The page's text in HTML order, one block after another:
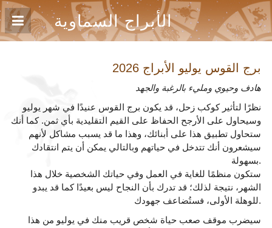
الأبراج السماوية
برج القوس يوليو الأبراج 2026
هادف وحيوي ومليء بالرغبة والجهد
نظرًا لتأثير كوكب زحل، قد يكون برج القوس عنيدًا في شهر يوليو
وسيحاول على الأرجح الحفاظ على القيم التقليدية بأي ثمن. كما أنك
ستحاول تطبيق هذا على أبنائك، وهذا ما قد يسبب مشاكل لأنهم
سيشعرون أنك تتدخل في حياتهم وبالتالي يمكن أن يتم انتقادك
بسهولة.
ستكون منظمًا للغاية في العمل وفي حياتك الشخصية خلال هذا
الشهر، نتيجة لذلك؛ قد تدرك بأن النجاح ليس بعيدًا كما قد يبدو
للوهلة الأولى، فستُضاعف جهودك.
سيضرب موقف صعب حياة شخص قريب منك في يوليو من هذا